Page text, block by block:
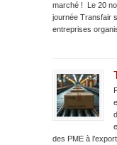
marché ! Le 20
journée Transfair
entreprises
des PME à